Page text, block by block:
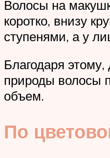
Волосы на
коротко, внизу
ступенями, а у
Благодаря
природы волосы
объем.
По